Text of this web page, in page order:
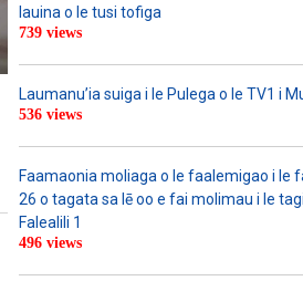
lauina o le tusi tofiga
739 views
Laumanu’ia suiga i le Pulega o le TV1 i
536 views
Faamaonia moliaga o le faalemigao i le
26 o tagata sa lē oo e fai molimau i le
Falealili 1
496 views